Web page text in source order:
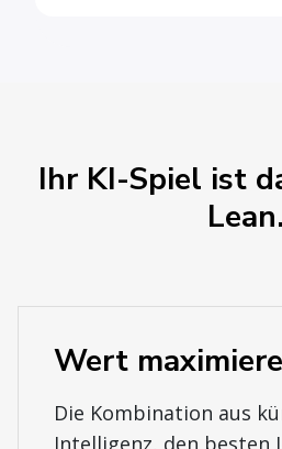
Ihr KI-Spiel ist
Lean.
Wert
Die Kombination aus
Intelligenz, den besten